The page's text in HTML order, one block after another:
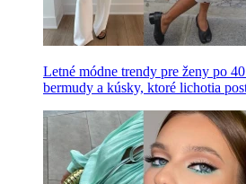
Letné módne trendy pre ženy po
bermudy a kúsky, ktoré lichotia